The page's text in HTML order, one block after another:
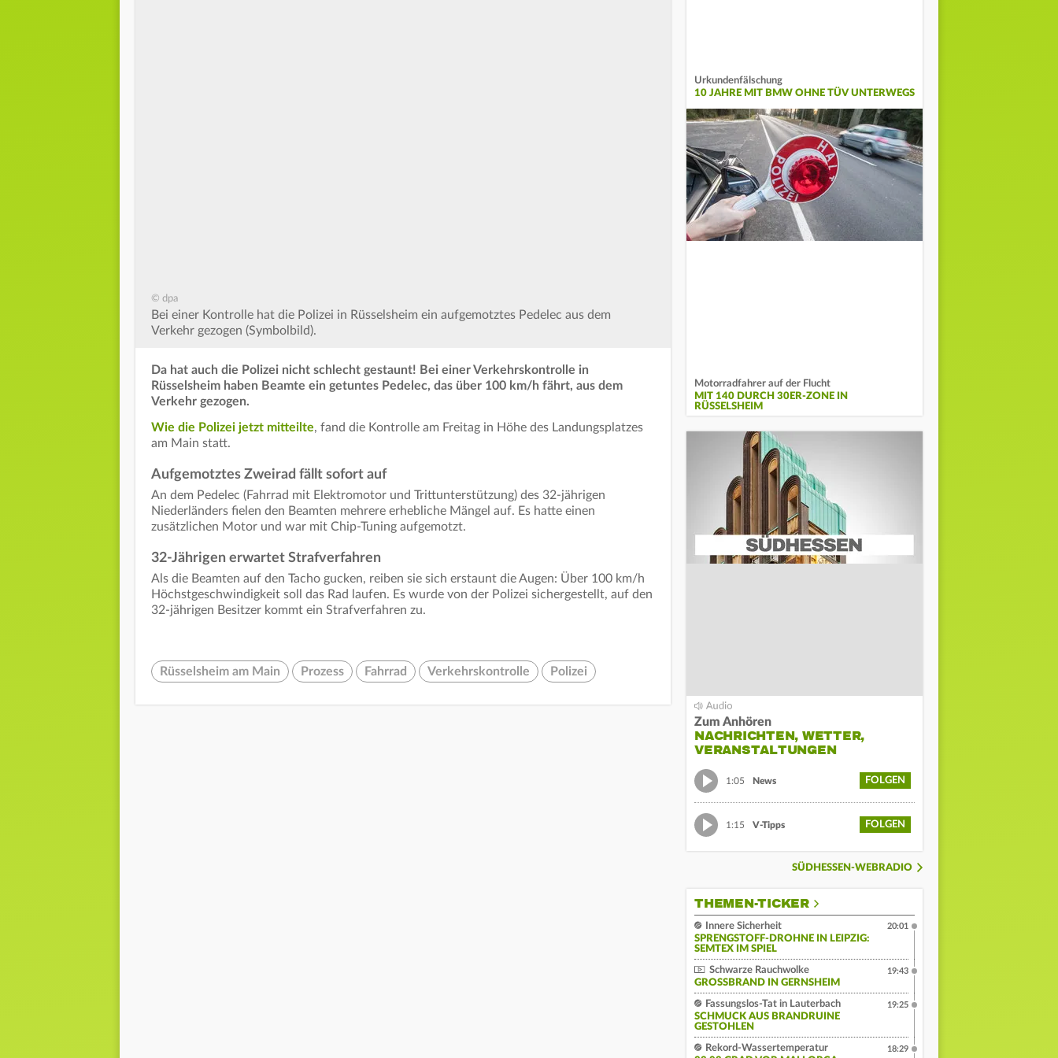
© dpa
Bei einer Kontrolle hat die Polizei in Rüsselsheim ein aufgemotztes Pedelec aus dem
Verkehr gezogen (Symbolbild).
Da hat auch die Polizei nicht schlecht gestaunt! Bei einer Verkehrskontrolle in
Rüsselsheim haben Beamte ein getuntes Pedelec, das über 100 km/h fährt, aus dem
Verkehr gezogen.
Wie die Polizei jetzt mitteilte, fand die Kontrolle am Freitag in Höhe des Landungsplatzes
am Main statt.
Aufgemotztes Zweirad fällt sofort auf
An dem Pedelec (Fahrrad mit Elektromotor und Trittunterstützung) des 32-jährigen
Niederländers fielen den Beamten mehrere erhebliche Mängel auf. Es hatte einen
zusätzlichen Motor und war mit Chip-Tuning aufgemotzt.
32-Jährigen erwartet Strafverfahren
Als die Beamten auf den Tacho gucken, reiben sie sich erstaunt die Augen: Über 100 km/h
Höchstgeschwindigkeit soll das Rad laufen. Es wurde von der Polizei sichergestellt, auf den
32-jährigen Besitzer kommt ein Strafverfahren zu.
Rüsselsheim am Main Prozess Fahrrad Verkehrskontrolle Polizei
Urkundenfälschung
10 JAHRE MIT BMW OHNE TÜV UNTERWEGS
Motorradfahrer auf der Flucht
MIT 140 DURCH 30ER-ZONE IN
RÜSSELSHEIM
Zum Anhören
NACHRICHTEN, WETTER,
VERANSTALTUNGEN
1:05 News FOLGEN
1:15 V-Tipps FOLGEN
SÜDHESSEN-WEBRADIO
THEMEN-TICKER
Innere Sicherheit
SPRENGSTOFF-DROHNE IN LEIPZIG:
SEMTEX IM SPIEL
20:01
Schwarze Rauchwolke
GROSSBRAND IN GERNSHEIM
19:43
Fassungslos-Tat in Lauterbach
SCHMUCK AUS BRANDRUINE
GESTOHLEN
19:25
Rekord-Wassertemperatur
18:29